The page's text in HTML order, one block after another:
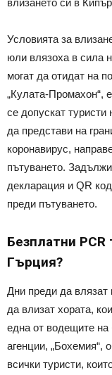
Условията за
юли влязоха в сила
могат да отидат на
„Кулата-Промахон“,
се допускат туристи
да представи на
коронавирус,
пътуването.
декларация и QR
преди пътуването.
Безплатни
Гърция?
Дни преди да влязат
да влизат хората,
една от водещите на
агенции, „Бохемия“,
всички туристи,